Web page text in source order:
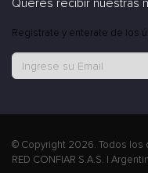
Queres recibir nuestras
Registrate y enterate de los
© Copyright 2026. Todos los
RED CONFIAR S.A.S. |